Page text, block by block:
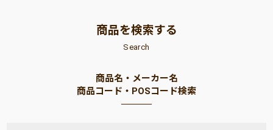
商品を検索する
Search
商品名・メーカー名
商品コード・POSコード検索